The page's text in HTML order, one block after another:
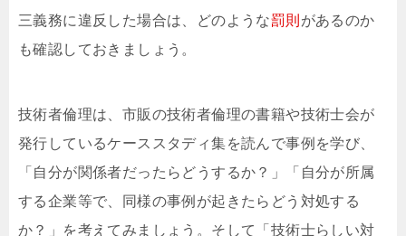
三義務に違反した場合は、どのような罰則 があるのか
も確認しておきましょう。
技術者倫理は、市販の技術者倫理の書籍や技術士会が
発行しているケーススタディ集を読んで事例を学び、
「自分が関係者だったらどうするか？」「自分が所属
する企業等で、同様の事例が起きたらどう対処する
か？」を考えてみましょう。そして「技術士らしい対